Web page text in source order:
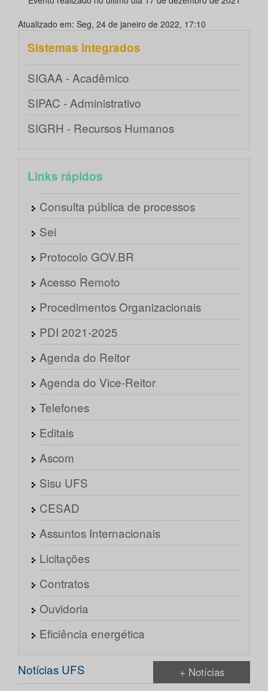
Atualizado em: Seg, 24 de janeiro de 2022, 17:10
Sistemas integrados
SIGAA - Acadêmico
SIPAC - Administrativo
SIGRH - Recursos Humanos
Links rápidos
Consulta pública de processos
Sei
Protocolo GOV.BR
Acesso Remoto
Procedimentos Organizacionais
PDI 2021-2025
Agenda do Reitor
Agenda do Vice-Reitor
Telefones
Editais
Ascom
Sisu UFS
CESAD
Assuntos Internacionais
Licitações
Contratos
Ouvidoria
Eficiência energética
Notícias UFS + Notícias